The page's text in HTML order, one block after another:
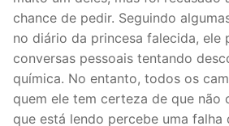
chance de pedir. Seguindo
no diário da princesa falecida, ele
conversas pessoais tentando
química. No entanto, todos os
quem ele tem certeza de que não
que está lendo percebe uma falha